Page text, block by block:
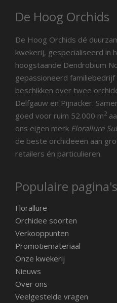
De Hoog Orchids
De Hoog Orchids dé
kwekerij, gespecialiseerd in
hoogstaande Dendrobium
gepassioneerd
beschikken over twee
Delfgauw en Pijnacker.
goed voor ruim 52.000 m 2
ons eigen merk Florallure
de beste orchideeën aan
retailers én particulieren.
Populaire pagina's
Florallure
Orchidee soorten
Verkooppunten
Promotiemateriaal
Onze kwekerij
Nieuws
Over ons
Veelgestelde vragen